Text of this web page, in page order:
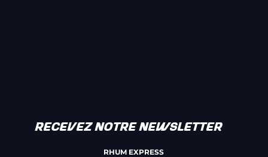
RECEVEZ NOTRE NEWSLETTER
RHUM EXPRESS